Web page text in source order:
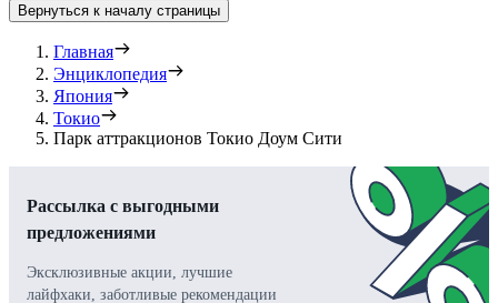
Вернуться к началу страницы
Главная
Энциклопедия
Япония
Токио
Парк аттракционов Токио Доум Сити
Рассылка с выгодными
предложениями
Эксклюзивные акции, лучшие
лайфхаки, заботливые рекомендации